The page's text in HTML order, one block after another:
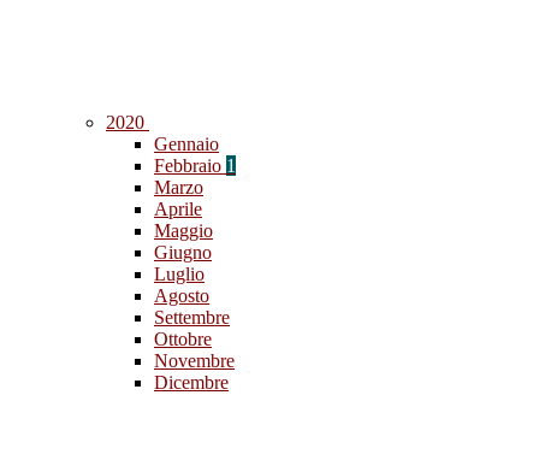
2020
Gennaio
Febbraio 1
Marzo
Aprile
Maggio
Giugno
Luglio
Agosto
Settembre
Ottobre
Novembre
Dicembre